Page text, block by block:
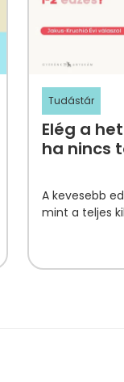
Tudástár
Elég a
ha nincs
A kevesebb
mint a teljes